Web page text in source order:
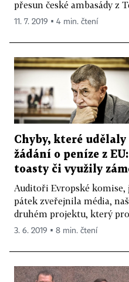
přesun české ambasády z
11. 7. 2019 ▪ 4 min. čtení
Chyby, které
žádání o peníze z
toasty či využily
Auditoři Evropské komise,
pátek zveřejnila média,
druhém projektu, který
3. 6. 2019 ▪ 8 min. čtení